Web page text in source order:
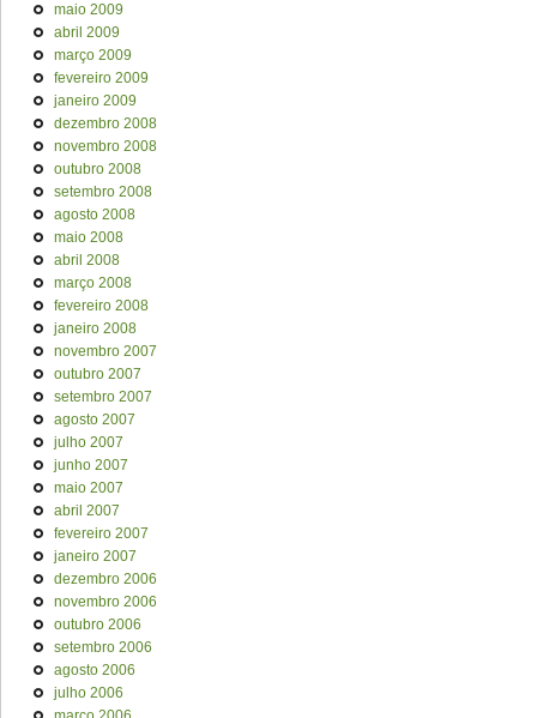
maio 2009
abril 2009
março 2009
fevereiro 2009
janeiro 2009
dezembro 2008
novembro 2008
outubro 2008
setembro 2008
agosto 2008
maio 2008
abril 2008
março 2008
fevereiro 2008
janeiro 2008
novembro 2007
outubro 2007
setembro 2007
agosto 2007
julho 2007
junho 2007
maio 2007
abril 2007
fevereiro 2007
janeiro 2007
dezembro 2006
novembro 2006
outubro 2006
setembro 2006
agosto 2006
julho 2006